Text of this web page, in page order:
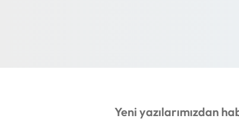
Yeni yazılarımızdan